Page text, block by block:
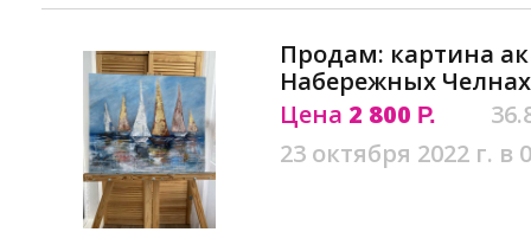
Продам: картина
Набережных Челнах
Цена 2 800 Р.
23 октября 2022 г. в